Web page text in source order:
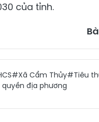
của tỉnh.
#Xã Cẩm Thủy#Tiêu
địa phương